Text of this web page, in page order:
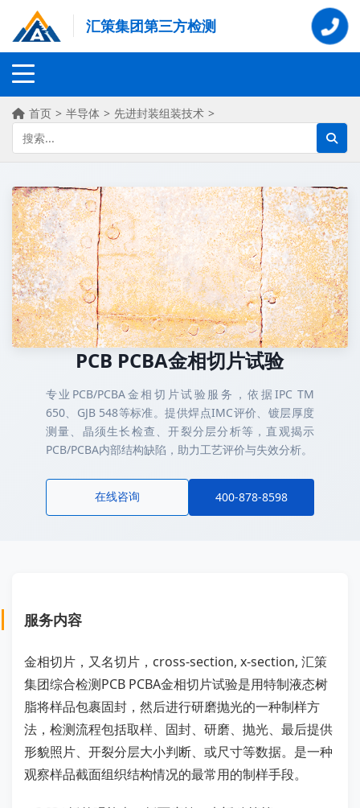
汇策集团第三方检测
首页 > 半导体 > 先进封装组装技术 >
PCB PCBA金相切片试验
专业PCB/PCBA金相切片试验服务，依据IPC TM
650、GJB 548等标准。提供焊点IMC评价、镀层厚度
测量、晶须生长检查、开裂分层分析等，直观揭示
PCB/PCBA内部结构缺陷，助力工艺评价与失效分析。
在线咨询 400-878-8598
服务内容
金相切片，又名切片，cross-section, x-section, 汇策
集团综合检测PCB PCBA金相切片试验是用特制液态树
脂将样品包裹固封，然后进行研磨抛光的一种制样方
法，检测流程包括取样、固封、研磨、抛光、最后提供
形貌照片、开裂分层大小判断、或尺寸等数据。是一种
观察样品截面组织结构情况的最常用的制样手段。